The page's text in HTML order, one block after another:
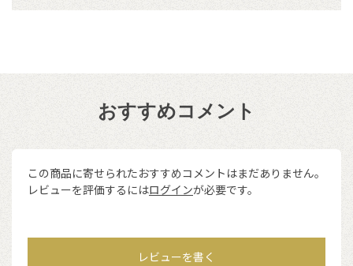
おすすめコメント
この商品に寄せられたおすすめコメントはまだありません。
レビューを評価するにはログインが必要です。
レビューを書く